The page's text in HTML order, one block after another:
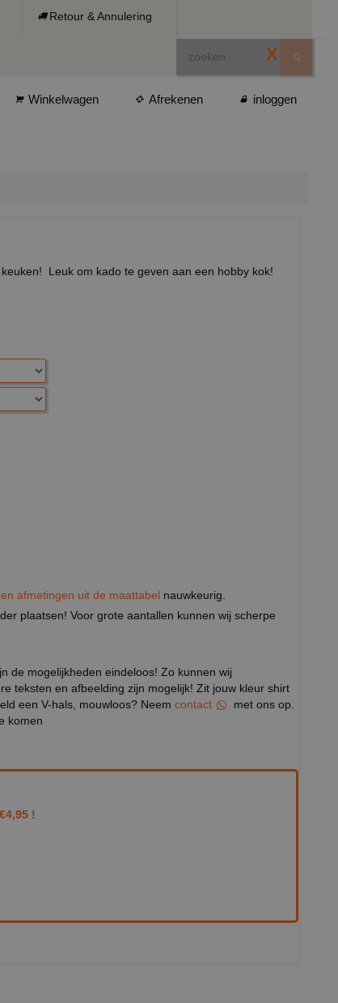
Retour & Annulering
X
Winkelwagen Afrekenen inloggen
Leuk om kado te geven aan een hobby kok!
afmetingen uit de maattabel nauwkeurig.
plaatsen! Voor grote aantallen kunnen wij scherpe
de mogelijkheden eindeloos! Zo kunnen wij
teksten en afbeelding zijn mogelijk! Zit jouw kleur shirt
een V-hals, mouwloos? Neem contact
met ons op.
komen
!